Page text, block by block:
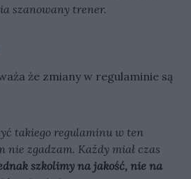
szanowany trener.
że zmiany w regulaminie są
takiego regulaminu w ten
nie zgadzam. Każdy miał czas
szkolimy na jakość, nie na